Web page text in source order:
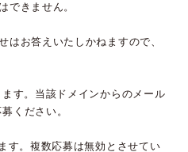
できません。
はお答えいたしかねますので、
す。当該ドメインからのメール
ください。
す。複数応募は無効とさせてい